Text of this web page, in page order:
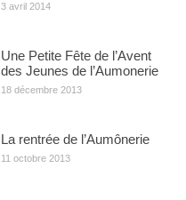
3 avril 2014
Une Petite Fête de l’Avent
des Jeunes de l’Aumonerie
18 décembre 2013
La rentrée de l’Aumônerie
11 octobre 2013